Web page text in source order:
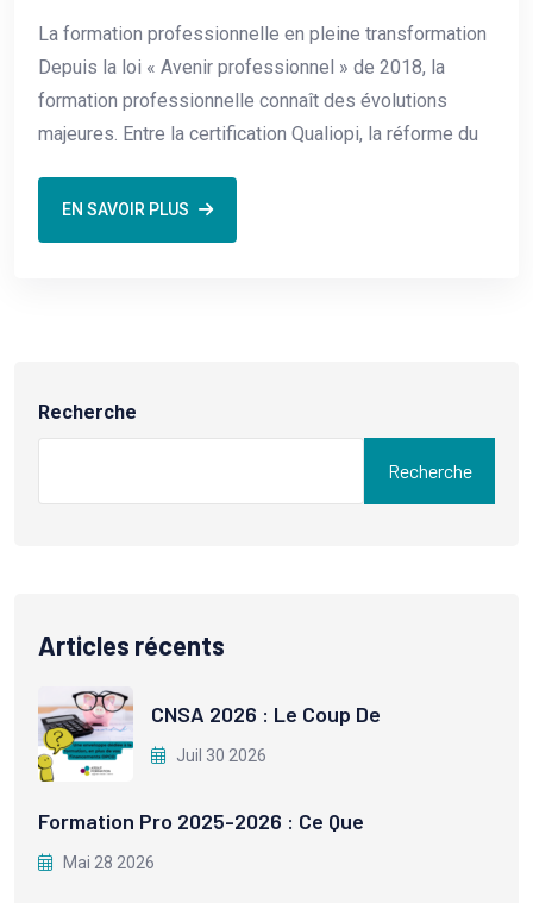
La formation professionnelle en pleine transformation
Depuis la loi « Avenir professionnel » de 2018, la
formation professionnelle connaît des évolutions
majeures. Entre la certification Qualiopi, la réforme du
EN SAVOIR PLUS
Recherche
Recherche
Articles récents
CNSA 2026 : Le Coup De
Juil 30 2026
Formation Pro 2025-2026 : Ce Que
Mai 28 2026